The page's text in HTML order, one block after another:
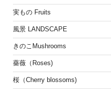
実もの Fruits
風景 LANDSCAPE
きのこMushrooms
薔薇（Roses)
桜（Cherry blossoms)